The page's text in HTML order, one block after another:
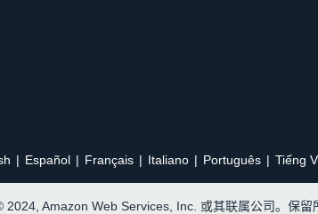
Español Français Italiano Português Tiếng
2024, Amazon Web Services, Inc. 或其联属公司。保留